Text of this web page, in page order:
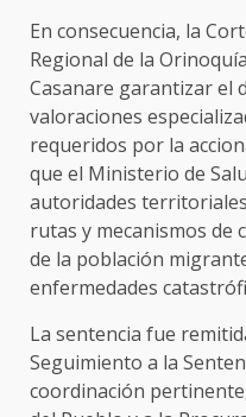
En consecuencia, la
Regional de la
Casanare garantizar el
valoraciones
requeridos por la
que el Ministerio de
autoridades
rutas y mecanismos de
de la población
enfermedades
La sentencia fue
Seguimiento a la
coordinación